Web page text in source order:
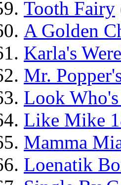
Tooth Fairy
A Golden
Karla's
Mr.
Look
Like Mike
Mamma
Loenatik